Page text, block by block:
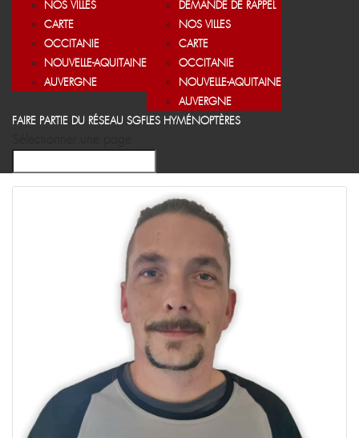
NOS VILLES
CARTE
OCCITANIE
NOUVELLE-AQUITAINE
AUVERGNE
DEMANDE DE RAPPEL
NOS VILLES
CARTE
OCCITANIE
NOUVELLE-AQUITAINE
AUVERGNE
FAIRE PARTIE DU RÉSEAU SGFLES HYMÉNOPTÈRES